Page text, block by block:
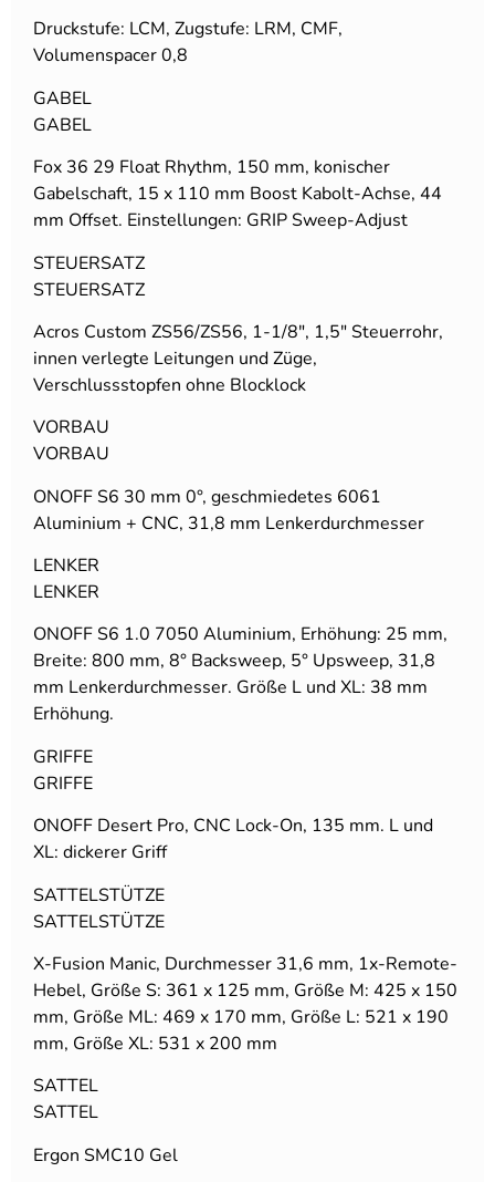
Druckstufe: LCM, Zugstufe: LRM, CMF,
Volumenspacer 0,8
GABEL
GABEL
Fox 36 29 Float Rhythm, 150 mm, konischer
Gabelschaft, 15 x 110 mm Boost Kabolt-Achse, 44
mm Offset. Einstellungen: GRIP Sweep-Adjust
STEUERSATZ
STEUERSATZ
Acros Custom ZS56/ZS56, 1-1/8″, 1,5″ Steuerrohr,
innen verlegte Leitungen und Züge,
Verschlussstopfen ohne Blocklock
VORBAU
VORBAU
ONOFF S6 30 mm 0°, geschmiedetes 6061
Aluminium + CNC, 31,8 mm Lenkerdurchmesser
LENKER
LENKER
ONOFF S6 1.0 7050 Aluminium, Erhöhung: 25 mm,
Breite: 800 mm, 8° Backsweep, 5° Upsweep, 31,8
mm Lenkerdurchmesser. Größe L und XL: 38 mm
Erhöhung.
GRIFFE
GRIFFE
ONOFF Desert Pro, CNC Lock-On, 135 mm. L und
XL: dickerer Griff
SATTELSTÜTZE
SATTELSTÜTZE
X-Fusion Manic, Durchmesser 31,6 mm, 1x-Remote-
Hebel, Größe S: 361 x 125 mm, Größe M: 425 x 150
mm, Größe ML: 469 x 170 mm, Größe L: 521 x 190
mm, Größe XL: 531 x 200 mm
SATTEL
SATTEL
Ergon SMC10 Gel